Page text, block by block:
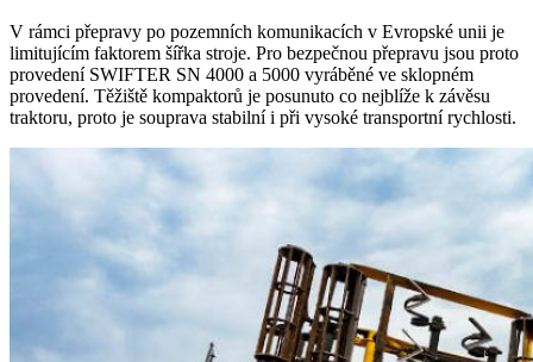
V rámci přepravy po pozemních komunikacích v Evropské unii je
limitujícím faktorem šířka stroje. Pro bezpečnou přepravu jsou proto
provedení SWIFTER SN 4000 a 5000 vyráběné ve sklopném
provedení. Těžiště kompaktorů je posunuto co nejblíže k závěsu
traktoru, proto je souprava stabilní i při vysoké transportní rychlosti.